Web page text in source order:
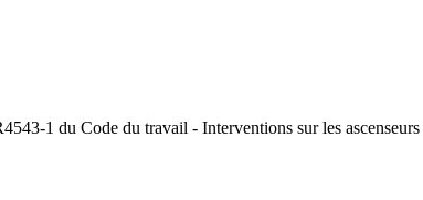
1 du Code du travail - Interventions sur les ascenseurs